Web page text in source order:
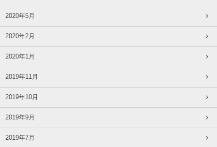
2020年5月
2020年2月
2020年1月
2019年11月
2019年10月
2019年9月
2019年7月